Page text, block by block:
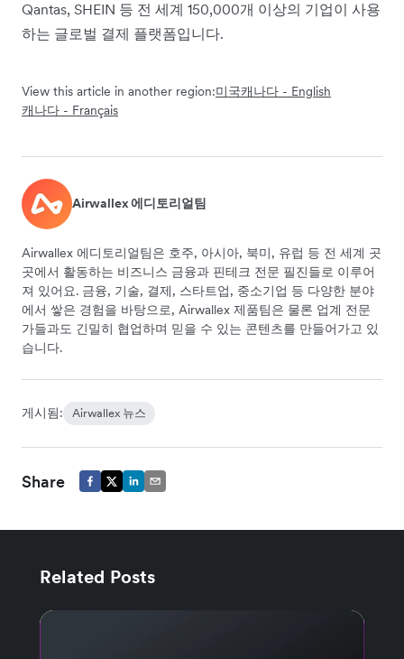
Qantas, SHEIN 등 전 세계 150,000개 이상의 기업이 사용
하는 글로벌 결제 플랫폼입니다.
View this article in another region:미국캐나다 - English
캐나다 - Français
Airwallex 에디토리얼팀
Airwallex 에디토리얼팀은 호주, 아시아, 북미, 유럽 등 전 세계 곳
곳에서 활동하는 비즈니스 금융과 핀테크 전문 필진들로 이루어
져 있어요. 금융, 기술, 결제, 스타트업, 중소기업 등 다양한 분야
에서 쌓은 경험을 바탕으로, Airwallex 제품팀은 물론 업계 전문
가들과도 긴밀히 협업하며 믿을 수 있는 콘텐츠를 만들어가고 있
습니다.
게시됨: Airwallex 뉴스
Share
Related Posts